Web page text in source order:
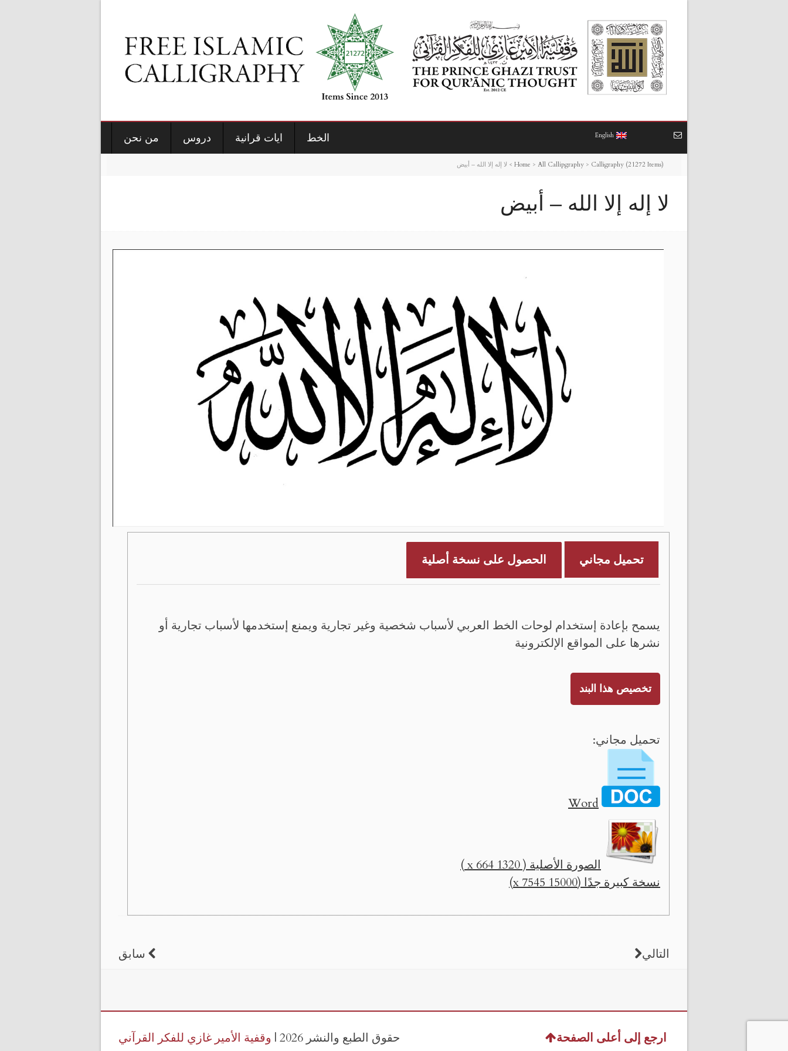
الخط ايات قرانية دروس من نحن English
Home > All Callipgraphy > Calligraphy (21272 Items)
> لا إله إلا الله – أبيض
لا إله إلا الله – أبيض
تحميل مجاني الحصول على نسخة أصلية
يسمح بإعادة إستخدام لوحات الخط العربي لأسباب شخصية وغير تجارية ويمنع إستخدمها لأسباب تجارية أو
نشرها على المواقع الإلكترونية
تخصيص هذا البند
تحميل مجاني:
Word
الصورة الأصلية ( 1320 x 664 )
نسخة كبيرة جدًا (15000 x 7545)
سابق التالي
حقوق الطبع والنشر 2026 | وقفية الأمير غازي للفكر القرآني ارجع إلى أعلى الصفحة